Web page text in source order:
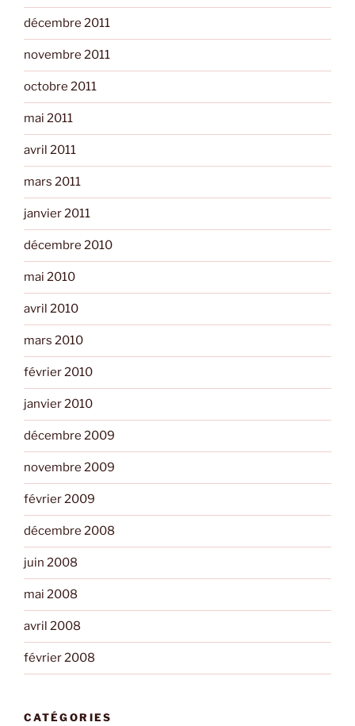
décembre 2011
novembre 2011
octobre 2011
mai 2011
avril 2011
mars 2011
janvier 2011
décembre 2010
mai 2010
avril 2010
mars 2010
février 2010
janvier 2010
décembre 2009
novembre 2009
février 2009
décembre 2008
juin 2008
mai 2008
avril 2008
février 2008
CATÉGORIES